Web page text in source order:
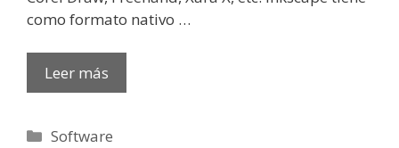
como formato nativo …
Leer más
Categorías
Software